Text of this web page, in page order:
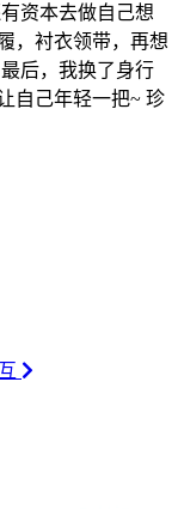
资本去做自己想
，衬衣领带，再想
后，我换了身行
自己年轻一把~ 珍